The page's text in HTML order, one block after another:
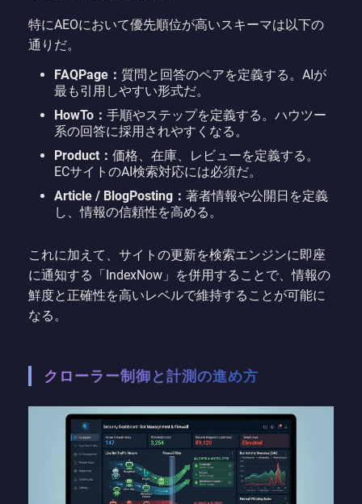
特にAEOにおいて優先順位が高いスキーマは以下の
通りだ。
FAQPage： 質問と回答のペアを定義する。AIが
最も引用しやすい形式だ。
HowTo： 手順やステップを定義する。ハウツー
系の回答に採用されやすくなる。
Product： 価格、在庫、レビューを定義する。
ECサイトのAI検索対応には必須だ。
Article / BlogPosting： 著者情報や公開日を定義
し、情報の信頼性を高める。
これに加えて、サイトの更新を検索エンジンに即座
に通知する「IndexNow」を併用することで、情報の
鮮度と正確性を高いレベルで維持することが可能に
なる。
クローラー制御と計測の進め方